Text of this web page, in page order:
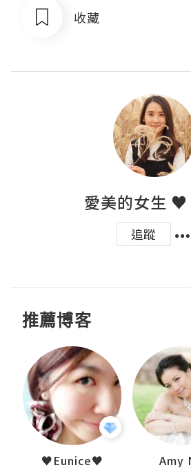
收藏
愛美的女生 ♥
追蹤
推薦博客
♥Eunice♥ Amy